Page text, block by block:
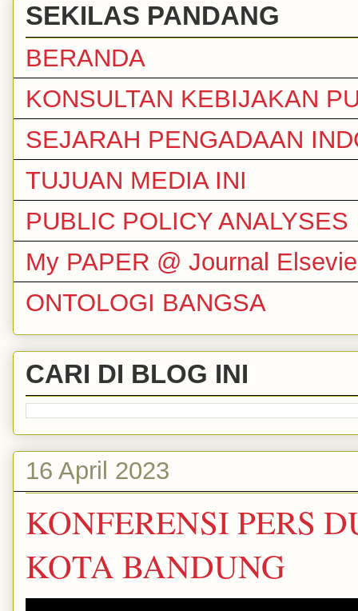
SEKILAS PANDANG
BERANDA
KONSULTAN KEBIJAKAN
SEJARAH PENGADAAN
TUJUAN MEDIA INI
PUBLIC POLICY ANALYSES
My PAPER @ Journal
ONTOLOGI BANGSA
CARI DI BLOG INI
16 April 2023
KONFERENSI PERS
KOTA BANDUNG